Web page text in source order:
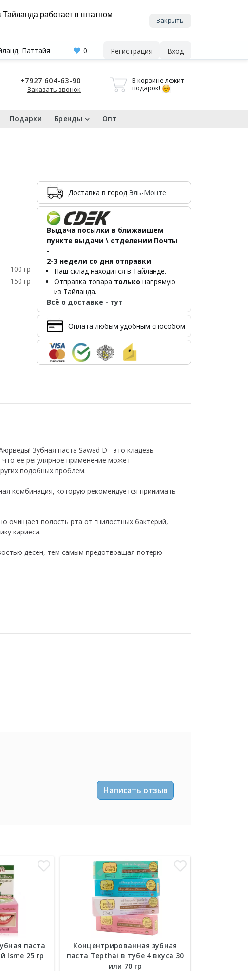
Тайланда работает в штатном
Закрыть
Паттайя 0 Регистрация Вход
+7927 604-63-90
Заказать звонок
В корзине лежит
подарок!
Подарки Бренды Опт
100 гр
150 гр
Доставка в город Эль-Монте
Выдача посылки в ближайшем
пункте выдачи \ отделении Почты
-
2-3 недели со дня отправки
Наш склад находится в Тайланде.
Отправка товара только напрямую
из Тайланда.
Всё о доставке - тут
Оплата любым удобным способом
Зубная паста Sawad D - это кладезь
ее регулярное применение может
подобных проблем.
комбинация, которую рекомендуется принимать
очищает полость рта от гнилостных бактерий,
кариеса.
десен, тем самым предотвращая потерю
Написать отзыв
паста
Isme 25 гр
Концентрированная зубная
паста Tepthai в тубе 4 вкуса 30
или 70 гр